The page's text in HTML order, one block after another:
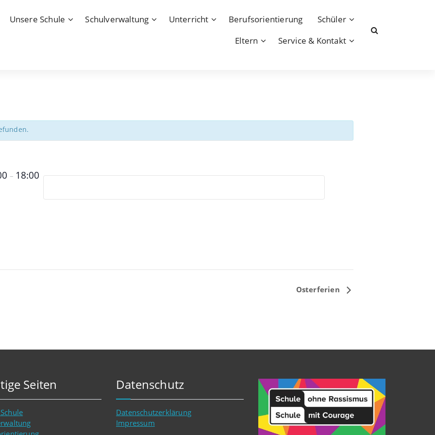
Unsere Schule Schulverwaltung Unterricht Berufsorientierung
Schüler
Eltern
Service & Kontakt
– 18:00
Osterferien
Seiten Datenschutz
Datenschutzerklärung
Impressum